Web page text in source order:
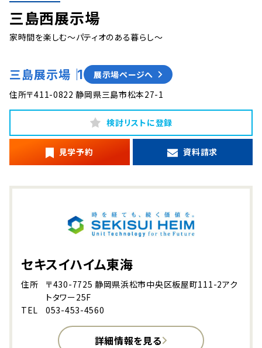
三島西展示場
家時間を楽しむ～パティオのある暮らし～
三島展示場 1
展示場ページへ
住所〒411-0822 静岡県三島市松本27-1
検討リストに登録
見学予約 資料請求
セキスイハイム東海
住所
〒430-7725 静岡県浜松市中央区板屋町111-2アク
トタワー25F
TEL
053-453-4560
詳細情報を見る